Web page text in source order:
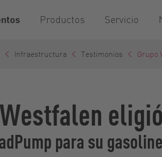
Productos Servicio
Infraestructura Testimonios Grupo
para su